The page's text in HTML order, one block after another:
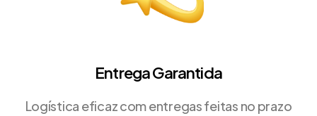
Entrega Garantida
Logística eficaz com entregas feitas no prazo